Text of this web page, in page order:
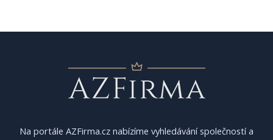
Na portále AZFirma.cz nabízíme vyhledávání společností a